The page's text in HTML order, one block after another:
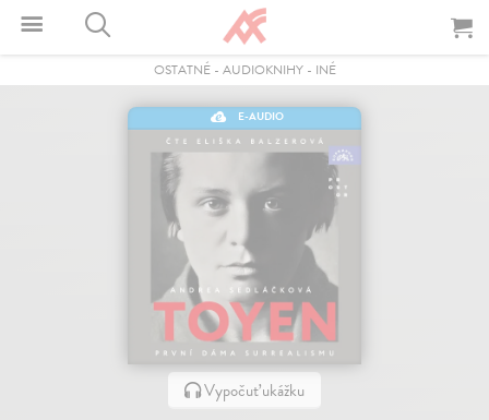
OSTATNÉ- AUDIOKNIHY- INÉ
E-AUDIO
Vypočuť ukážku